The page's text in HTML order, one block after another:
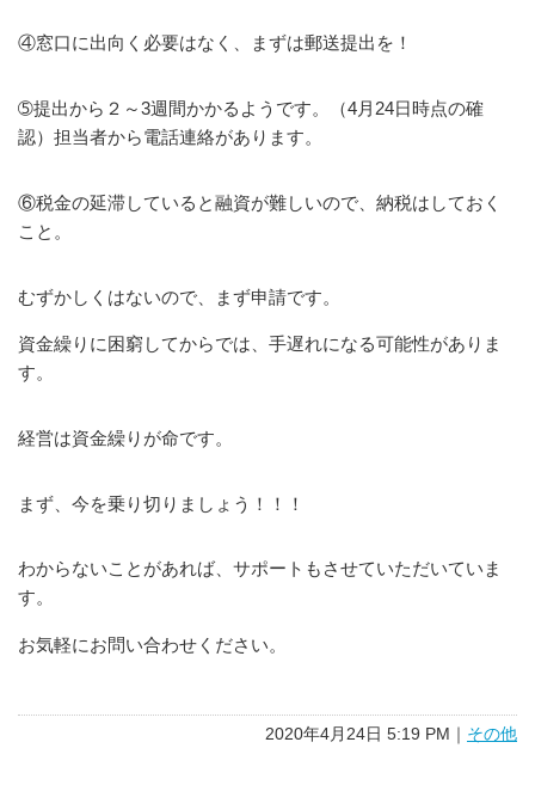
④窓口に出向く必要はなく、まずは郵送提出を！
➄提出から２～3週間かかるようです。（4月24日時点の確
認）担当者から電話連絡があります。
⑥税金の延滞していると融資が難しいので、納税はしておく
こと。
むずかしくはないので、まず申請です。
資金繰りに困窮してからでは、手遅れになる可能性がありま
す。
経営は資金繰りが命です。
まず、今を乗り切りましょう！！！
わからないことがあれば、サポートもさせていただいていま
す。
お気軽にお問い合わせください。
2020年4月24日 5:19 PM｜ その他